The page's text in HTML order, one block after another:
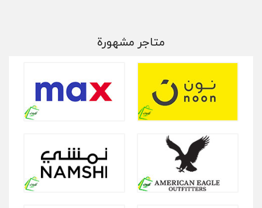
متاجر مشهورة